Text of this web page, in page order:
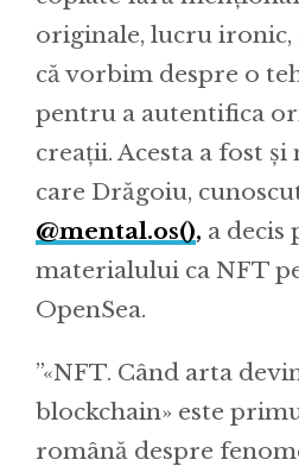
originale, lucru ironic,
că vorbim despre o
pentru a autentifica
creații. Acesta a fost
care Drăgoiu,
@mental.os(), a decis
materialului ca NFT
OpenSea.
”«NFT. Când arta
blockchain» este
română despre